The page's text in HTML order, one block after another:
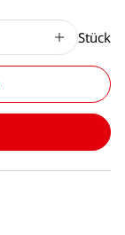
Stück